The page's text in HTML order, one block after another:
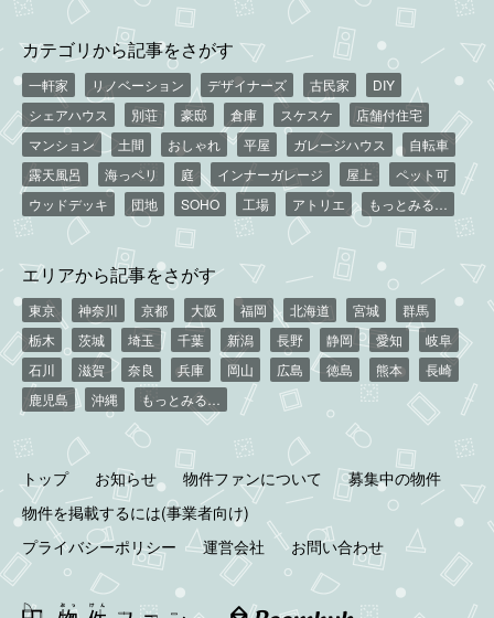
カテゴリから記事をさがす
一軒家 リノベーション デザイナーズ 古民家
DIY
シェアハウス
別荘 豪邸 倉庫 スケスケ
店舗付住宅
マンション
土間 おしゃれ 平屋 ガレージハウス
自転車
露天風呂
海っペリ 庭 インナーガレージ 屋上
ペット可
ウッドデッキ
団地 SOHO 工場 アトリエ もっとみる…
エリアから記事をさがす
東京 神奈川 京都 大阪 福岡 北海道 宮城
群馬
栃木
茨城 埼玉 千葉 新潟 長野 静岡 愛知
岐阜
石川
滋賀 奈良 兵庫 岡山 広島 徳島 熊本
長崎
鹿児島
沖縄 もっとみる…
トップ お知らせ 物件ファンについて
募集中の物件
物件を掲載するには(事業者向け)
プライバシーポリシー
運営会社 お問い合わせ